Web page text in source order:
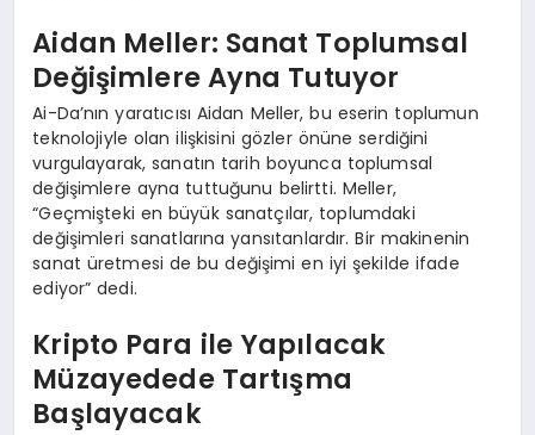
Aidan Meller: Sanat Toplumsal
Değişimlere Ayna Tutuyor
Ai-Da’nın yaratıcısı Aidan Meller, bu eserin toplumun
teknolojiyle olan ilişkisini gözler önüne serdiğini
vurgulayarak, sanatın tarih boyunca toplumsal
değişimlere ayna tuttuğunu belirtti. Meller,
“Geçmişteki en büyük sanatçılar, toplumdaki
değişimleri sanatlarına yansıtanlardır. Bir makinenin
sanat üretmesi de bu değişimi en iyi şekilde ifade
ediyor” dedi.
Kripto Para ile Yapılacak
Müzayedede Tartışma
Başlayacak